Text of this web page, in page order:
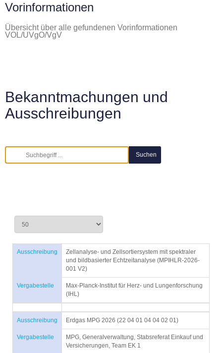
Vorinformationen
Übersicht über alle gefundenen Vorinformationen
VOL/UVgO/VgV
Bekanntmachungen und
Ausschreibungen
Ausschreibung
Zellanalyse- und Zellsortiersystem mit spektraler
und bildbasierter Echtzeitanalyse (MPIHLR-2026-
001 V2)
Vergabestelle
Max-Planck-Institut für Herz- und Lungenforschung
(IHL)
Ausschreibung Erdgas MPG 2026 (22 04 01 04 04 02 01)
Vergabestelle
MPG, Generalverwaltung, Stabsreferat Einkauf und
Versicherungen, Team EK 1